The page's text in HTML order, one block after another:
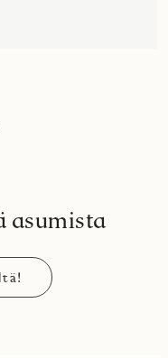
asumista